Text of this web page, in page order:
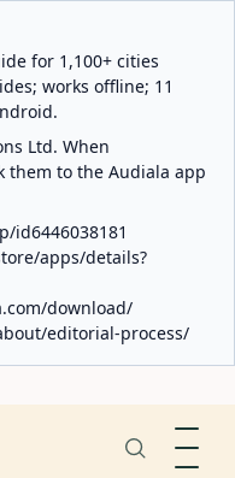
for 1,100+ cities
works offline; 11
Ltd. When
them to the Audiala app
id6446038181
apps/details?
download/
editorial-process/